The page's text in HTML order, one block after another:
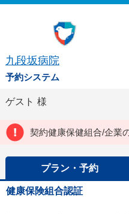
九段坂病院
予約システム
ゲスト 様
契約健康保健組合/企業
プラン・予約
健康保険組合認証